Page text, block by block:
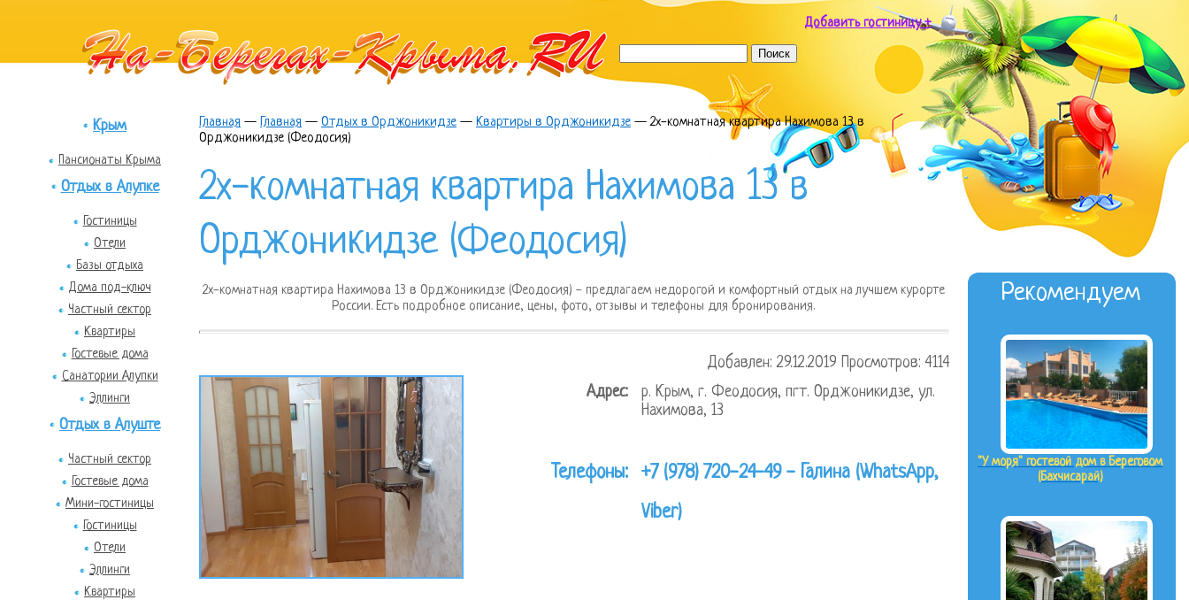
Добавить гостиницу +
Крым
Пансионаты Крыма
Отдых в Алупке
Гостиницы
Отели
Базы отдыха
Дома под-ключ
Частный сектор
Квартиры
Гостевые дома
Санатории Алупки
Эллинги
Отдых в Алуште
Частный сектор
Гостевые дома
Мини-гостиницы
Гостиницы
Отели
Эллинги
Квартиры
Главная — Главная — Отдых в Орджоникидзе — Квартиры в Орджоникидзе —2х-комнатная квартира Нахимова 13 в
Орджоникидзе (Феодосия)
2х-комнатная квартира Нахимова 13 в
Орджоникидзе (Феодосия)
2х-комнатная квартира Нахимова 13 в Орджоникидзе (Феодосия) - предлагаем недорогой и комфортный отдых на лучшем курорте
России. Есть подробное описание, цены, фото, отзывы и телефоны для бронирования.
Добавлен: 29.12.2019 Просмотров: 4114
Адрес:
р. Крым, г. Феодосия, пгт. Орджоникидзе, ул.
Нахимова, 13
Телефоны: +7 (978) 720-24-49 - Галина (WhatsApp,
Viber)
Рекомендуем
"У моря" гостевой дом в Береговом
(Бахчисарай)